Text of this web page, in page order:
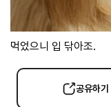
먹었으니 입 닦아조.
공유하기